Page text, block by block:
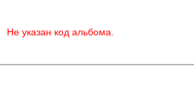
Не указан код альбома.